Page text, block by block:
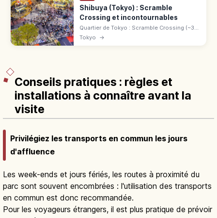
Shibuya (Tokyo) : Scramble
Crossing et incontournables
Quartier de Tokyo : Scramble Crossing (~3
000 piétons à chaque feu), statue de
Hachikō, Shibuya Scramble Square, Hikarie
Tokyo →
Conseils pratiques : règles et
installations à connaître avant la
visite
Privilégiez les transports en commun les jours
d'affluence
Les week-ends et jours fériés, les routes à proximité du
parc sont souvent encombrées : l'utilisation des transports
en commun est donc recommandée.
Pour les voyageurs étrangers, il est plus pratique de prévoir